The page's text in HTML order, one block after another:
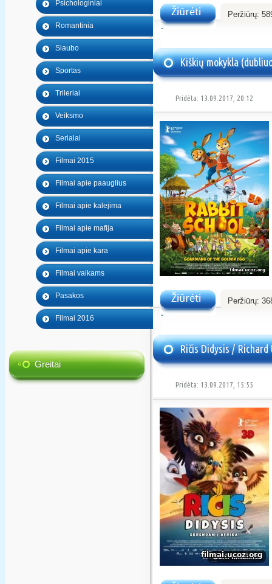
Psichologiniai
Romantinia
Siaubo
Sportas
Trileriai
Veiksmo
Serialai
Filmai 2015
Filmai apie paauglius
Filmai apie kalejima
Filmai apie mafija
Filmai apie kara
Filmai vaikams
Pasakos
Filmai 2016
Greitai
Peržiūrų:
Kiškių mokykla
Pridėta: 13.09.2017, 20:12
Peržiūrų:
Ričis Didysis /
Pridėta: 13.09.2017, 15:55